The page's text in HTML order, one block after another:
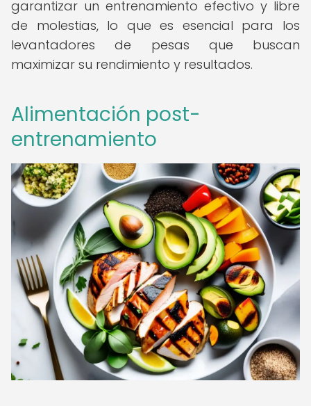
garantizar un entrenamiento efectivo y libre
de molestias, lo que es esencial para los
levantadores de pesas que buscan
maximizar su rendimiento y resultados.
Alimentación post-
entrenamiento